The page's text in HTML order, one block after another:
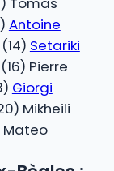
Antoine
Setariki
Pierre
Giorgi
Mikheili
Mateo